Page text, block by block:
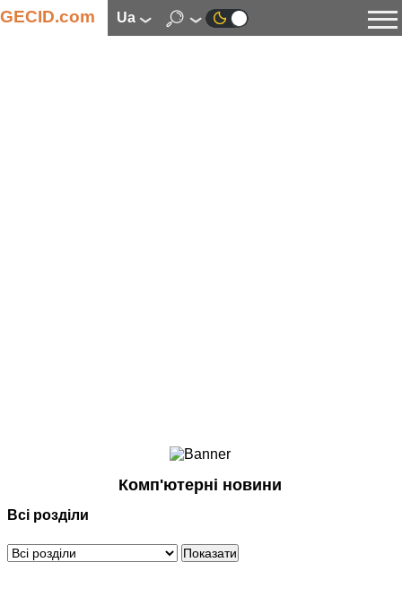
GECID.com ua
Смартфони
Периферія
Програмне забезпечення
Комп'ютерні новини
Всі розділи